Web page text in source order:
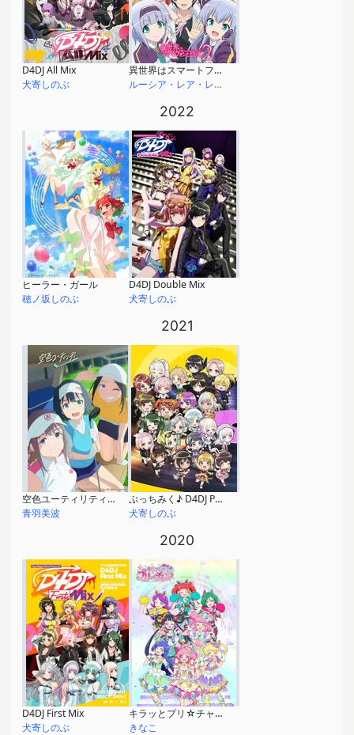
D4DJ All Mix
犬寄しのぶ
異世界はスマートフォンとともに。2
ルーシア・レア・レグルス
2022
ヒーラー・ガール
穂ノ坂しのぶ
D4DJ Double Mix
犬寄しのぶ
2021
空色ユーティリティ（ショートアニメ）
青羽美波
ぷっちみく♪ D4DJ Petit Mix
犬寄しのぶ
2020
D4DJ First Mix
犬寄しのぶ
キラッとプリ☆チャン シーズン3
きなこ